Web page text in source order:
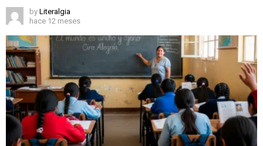
by Literalgia
hace 12 meses